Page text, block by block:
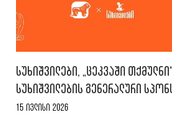
ᲡᲣᲮᲘᲨᲕᲘᲚᲔᲑᲘ, „ᲪᲔᲙᲕᲐᲨᲘ
ᲡᲣᲮᲘᲨᲕᲘᲚᲔᲑᲘᲡ ᲒᲔᲜᲔᲠᲐᲚᲣᲠᲘ
15 ივლისი 2026